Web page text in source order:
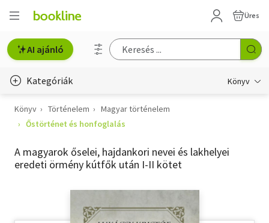
Üres
AI ajánló
Kategóriák Könyv
Életmód, egészség
Gyermek- és ifjúsági
Könyv Történelem
Magyar történelem
Őstörténet és honfoglalás
A magyarok őselei, hajdankori nevei és lakhelyei
eredeti örmény kútfők után I-II kötet